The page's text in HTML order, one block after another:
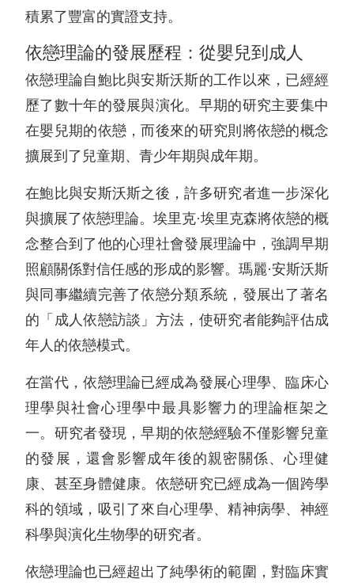
積累了豐富的實證支持。
依戀理論的發展歷程：從嬰兒到成人
依戀理論自鮑比與安斯沃斯的工作以來，已經經
歷了數十年的發展與演化。早期的研究主要集中
在嬰兒期的依戀，而後來的研究則將依戀的概念
擴展到了兒童期、青少年期與成年期。
在鮑比與安斯沃斯之後，許多研究者進一步深化
與擴展了依戀理論。埃里克·埃里克森將依戀的概
念整合到了他的心理社會發展理論中，強調早期
照顧關係對信任感的形成的影響。瑪麗·安斯沃斯
與同事繼續完善了依戀分類系統，發展出了著名
的「成人依戀訪談」方法，使研究者能夠評估成
年人的依戀模式。
在當代，依戀理論已經成為發展心理學、臨床心
理學與社會心理學中最具影響力的理論框架之
一。研究者發現，早期的依戀經驗不僅影響兒童
的發展，還會影響成年後的親密關係、心理健
康、甚至身體健康。依戀研究已經成為一個跨學
科的領域，吸引了來自心理學、精神病學、神經
科學與演化生物學的研究者。
依戀理論也已經超出了純學術的範圍，對臨床實